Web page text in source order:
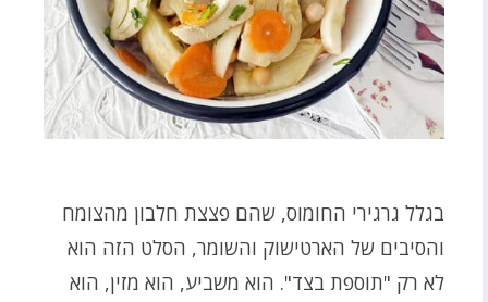
בגלל גרגירי החומוס, שהם פצצת חלבון מהצומח
והסיבים של הארטישוק והשומר, הסלט הזה הוא
לא רק "תוספת בצד". הוא משביע, הוא מזין, הוא